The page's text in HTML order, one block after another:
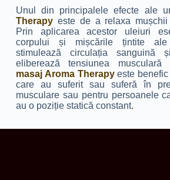
Unul din principalele efecte ale
Therapyeste de a relaxa mușchii
Prin aplicarea acestor uleiuri
corpului și mișcările țintite ale
stimulează circulația
eliberează tensiunea musculară
masaj Aroma Therapyeste benefic
care au suferit sau suferă în
musculare sau pentru persoanele
au o poziție statică constant.